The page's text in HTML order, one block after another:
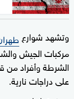
وتشهد شوارع
مركبات الجيش
الشرطة وأفراد من
على دراجات نارية.